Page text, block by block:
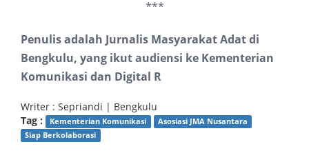
***
Penulis adalah Jurnalis Masyarakat Adat di
Bengkulu, yang ikut audiensi ke Kementerian
Komunikasi dan Digital R
Writer : Sepriandi | Bengkulu
Tag :
Kementerian Komunikasi
Asosiasi JMA Nusantara
Siap Berkolaborasi